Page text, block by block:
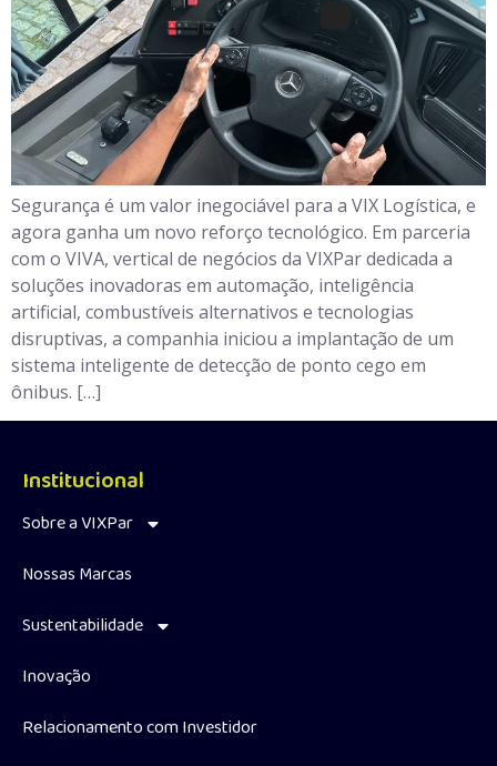
Segurança é um valor inegociável para a VIX Logística, e
agora ganha um novo reforço tecnológico. Em parceria
com o VIVA, vertical de negócios da VIXPar dedicada a
soluções inovadoras em automação, inteligência
artificial, combustíveis alternativos e tecnologias
disruptivas, a companhia iniciou a implantação de um
sistema inteligente de detecção de ponto cego em
ônibus. […]
Institucional
Sobre a VIXPar
Nossas Marcas
Sustentabilidade
Inovação
Relacionamento com Investidor